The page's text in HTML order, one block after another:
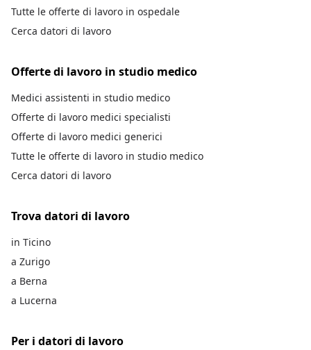
Tutte le offerte di lavoro in ospedale
Cerca datori di lavoro
Offerte di lavoro in studio medico
Medici assistenti in studio medico
Offerte di lavoro medici specialisti
Offerte di lavoro medici generici
Tutte le offerte di lavoro in studio medico
Cerca datori di lavoro
Trova datori di lavoro
in Ticino
a Zurigo
a Berna
a Lucerna
Per i datori di lavoro